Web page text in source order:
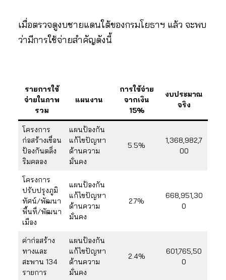
เมื่อตรวจดูงบชายแดนใต้ของกรมโยธาฯ แล้ว จะพบ
ว่ามีการใช้จ่ายสำคัญดังนี้
รายการใช้
จ่ายในภาพ
รวม
แผนงาน
การใช้จ่าย
จากเงิน
15%
งบประมาณ
จริง
โครงการ
ก่อสร้างเขื่อน
ป้องกันตลิ่ง
ริมคลอง
แผนป้องกัน
แก้ไขปัญหา
ด้านความ
มั่นคง
5.5%
1,368,982,7
00
โครงการ
ปรับปรุงภูมิ
ทัศน์/พัฒนา
พื้นที่/พัฒนา
เมือง
แผนป้องกัน
แก้ไขปัญหา
ด้านความ
มั่นคง
2.7%
668,951,30
0
ค่าก่อสร้าง
ทางและ
สะพาน 134
รายการ
แผนป้องกัน
แก้ไขปัญหา
ด้านความ
มั่นคง
2.4%
601,765,50
0